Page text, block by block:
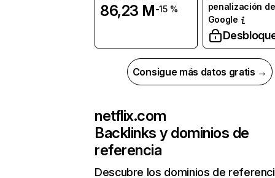
86,23 M-15 %
penalización de
Google
Consigue más datos gratis →
netflix.com
Backlinks y dominios de
referencia
Descubre los dominios de